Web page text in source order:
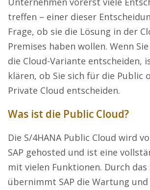
treffen – einer dieser
Frage, ob sie die Lösung in der
Premises haben wollen. Wenn
die Cloud-Variante entscheiden,
klären, ob Sie sich für die Public
Private Cloud entscheiden.
Was ist die Public Cloud?
Die S/4HANA Public Cloud wird
SAP gehosted und ist eine
mit vielen Funktionen. Durch das
übernimmt SAP die Wartung